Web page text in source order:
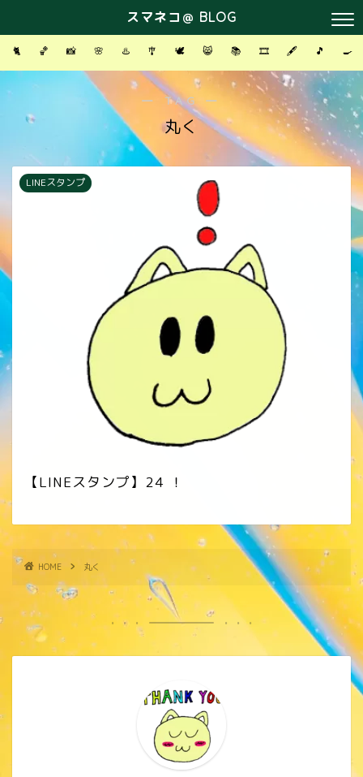
スマネコ＠ BLOG
🐈 🏀 📸 🌸 ♨️ 🎐 🕊 😸 📚 🎞 🖋 🎵 🍳
― TAG ―
丸く
LINEスタンプ
【LINEスタンプ】24 ！
HOME 丸く